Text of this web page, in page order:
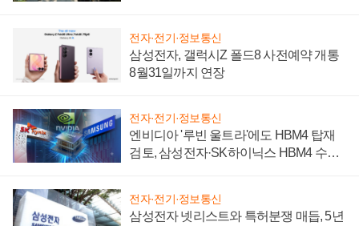
전자·전기·정보통신
삼성전자, 갤럭시Z 폴드8 사전예약 개통
8월31일까지 연장
전자·전기·정보통신
엔비디아 '루빈 울트라'에도 HBM4 탑재
검토, 삼성전자·SK하이닉스 HBM4 수율
전자·전기·정보통신
삼성전자 넷리스트와 특허분쟁 매듭, 5년